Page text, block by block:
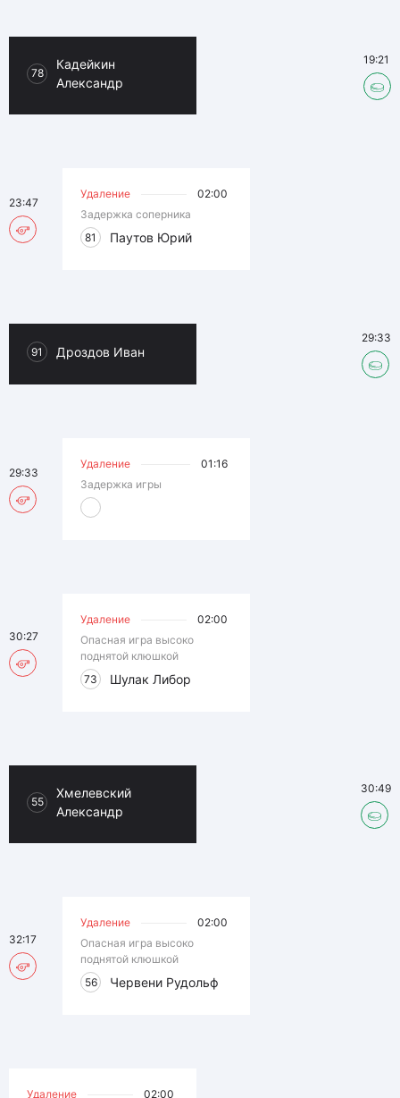
78
Кадейкин
Александр
19:21
Удаление
02:00
Задержка соперника
81
Паутов Юрий
23:47
91 Дроздов Иван
29:33
Удаление
01:16
Задержка игры
29:33
Удаление
02:00
Опасная игра высоко
поднятой клюшкой
73
Шулак Либор
30:27
55
Хмелевский
Александр
30:49
Удаление
02:00
Опасная игра высоко
поднятой клюшкой
56
Червени Рудольф
32:17
Удаление 02:00